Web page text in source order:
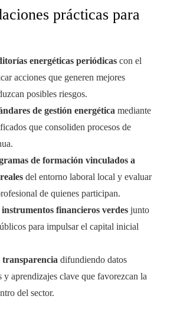
prácticas para
energéticas periódicas con el
acciones que generen mejores
posibles riesgos.
de gestión energética mediante
que consoliden procesos de
de formación vinculados a
del entorno laboral local y evaluar
de quienes participan.
financieros verdes junto
para impulsar el capital inicial
difundiendo datos
y aprendizajes clave que favorezcan la
del sector.